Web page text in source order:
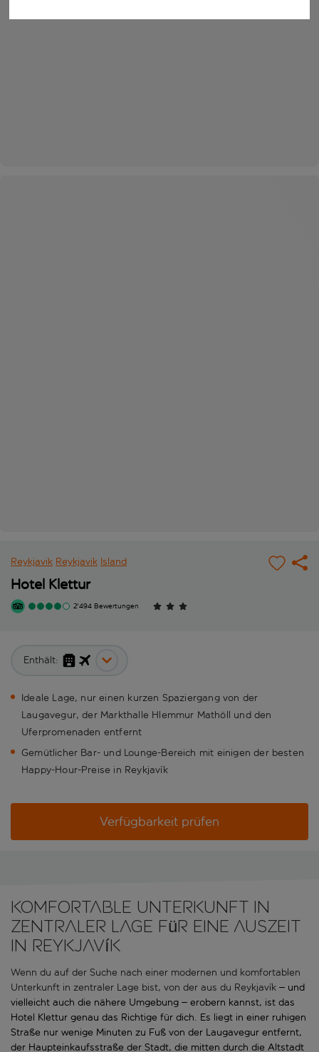
Reykjavik Reykjavik Island
Hotel Klettur
2'494 Bewertungen
Enthält:
Ideale Lage, nur einen kurzen Spaziergang von der
Laugavegur, der Markthalle Hlemmur Mathöll und den
Uferpromenaden entfernt
Gemütlicher Bar- und Lounge-Bereich mit einigen der besten
Happy-Hour-Preise in Reykjavík
Verfügbarkeit prüfen
Komfortable Unterkunft in
zentraler Lage für eine Auszeit
in Reykjavík
Wenn du auf der Suche nach einer modernen und komfortablen
Unterkunft in zentraler Lage bist, von der aus du Reykjavík – und
vielleicht auch die nähere Umgebung – erobern kannst, ist das
Hotel Klettur genau das Richtige für dich. Es liegt in einer ruhigen
Straße nur wenige Minuten zu Fuß von der Laugavegur entfernt,
der Haupteinkaufsstraße der Stadt, die mitten durch die Altstadt